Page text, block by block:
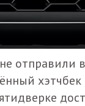
отправили
хэтчбек